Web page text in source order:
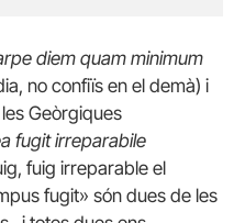
diem quam minimum
no confiïs en el demà) i
Geòrgiques
fugit irreparabile
fuig irreparable el
fugit» són dues de les